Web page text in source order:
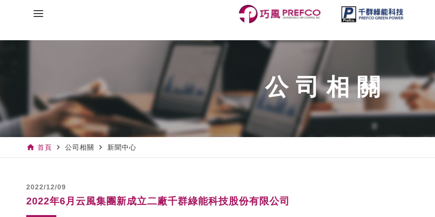
公司相關
home 首頁 navigate_next 公司相關 navigate_next 新聞中心
2022/12/09
2022年6月云風集團新成立二廠千群綠能科技股份有限公司